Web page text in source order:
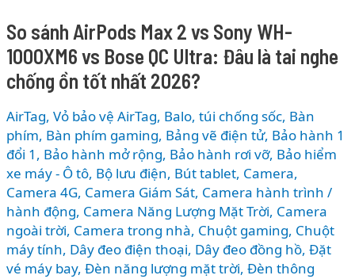
nhất?
21
Thương
Hiệu
Cáp
Sạc
Nổi
Bật
Tại
Thế
Giới
Di
Động
So sánh AirPods Max 2 vs Sony WH-
1000XM6 vs Bose QC Ultra: Đâu là tai nghe
chống ồn tốt nhất 2026?
AirTag, Vỏ bảo vệ AirTag, Balo, túi chống sốc, Bàn
phím, Bàn phím gaming, Bảng vẽ điện tử, Bảo hành 1
đổi 1 , Bảo hành mở rộng, Bảo hành rơi vỡ, Bảo hiểm
xe máy - Ô tô, Bộ lưu điện, Bút tablet, Camera,
Camera 4G, Camera Giám Sát, Camera hành trình /
hành động, Camera Năng Lượng Mặt Trời, Camera
ngoài trời, Camera trong nhà, Chuột gaming, Chuột
máy tính, Dây đeo điện thoại, Dây đeo đồng hồ, Đặt
vé máy bay, Đèn năng lượng mặt trời, Đèn thông